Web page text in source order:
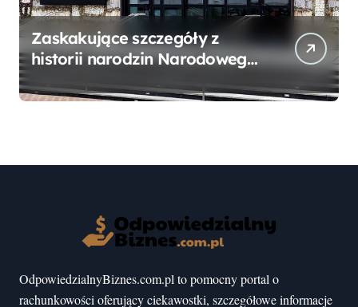
Zaskakujące szczegóły z
historii narodzin Narodowego
mogłeś nie wiedzieć
OdpowiedzialnyBiznes.com.pl to pomocny portal o
rachunkowości oferujący ciekawostki, szczegółowe informacje